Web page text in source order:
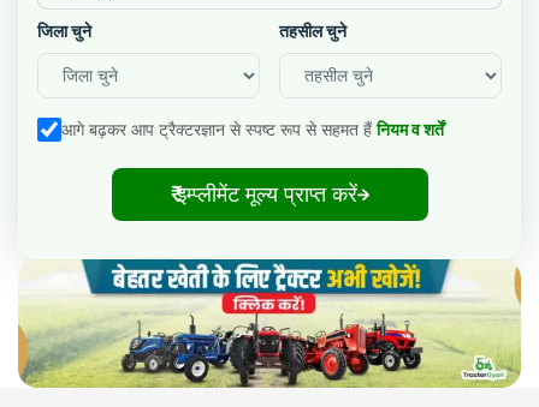
जिला चुने तहसील चुने
आगे बढ़कर आप ट्रैक्टरज्ञान से स्पष्ट रूप से सहमत हैं नियम व शर्तें
₹ इम्प्लीमेंट मूल्य प्राप्त करें